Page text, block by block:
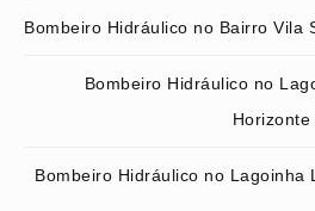
Bombeiro Hidráulico no Bairro Vila
Bombeiro Hidráulico no
Bombeiro Hidráulico no Lagoinha